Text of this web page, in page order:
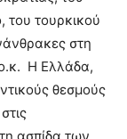
του τουρκικού
στη
Η Ελλάδα,
θεσμούς